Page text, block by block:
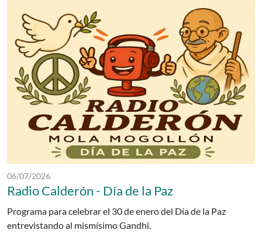
Fecha de publicación:
06/07/2026
Radio Calderón - Día de la Paz
Programa para celebrar el 30 de enero del Día de la Paz
entrevistando al mismísimo Gandhi.